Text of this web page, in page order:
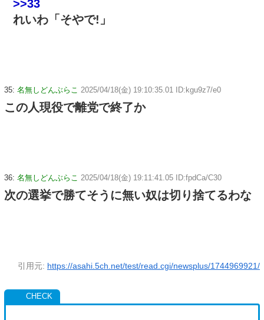
>>33
れいわ「そやで!」
35: 名無しどんぶらこ 2025/04/18(金) 19:10:35.01 ID:kgu9z7/e0
この人現役で離党で終了か
36: 名無しどんぶらこ 2025/04/18(金) 19:11:41.05 ID:fpdCa/C30
次の選挙で勝てそうに無い奴は切り捨てるわな
引用元: https://asahi.5ch.net/test/read.cgi/newsplus/1744969921/